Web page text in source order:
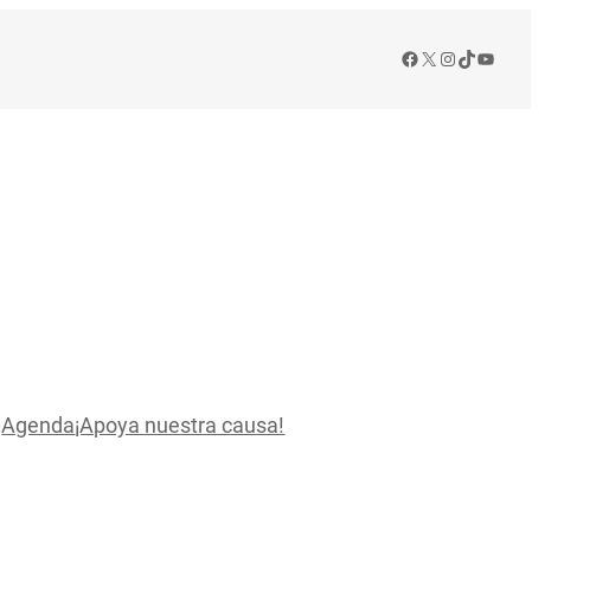
Facebook
X Instagram
TikTok
YouTube
Agenda¡Apoya nuestra causa!